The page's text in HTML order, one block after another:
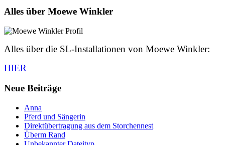
Alles über Moewe Winkler
Alles über die SL-Installationen von Moewe Winkler:
HIER
Neue Beiträge
Anna
Pferd und Sängerin
Direktübertragung aus dem Storchennest
Überm Rand